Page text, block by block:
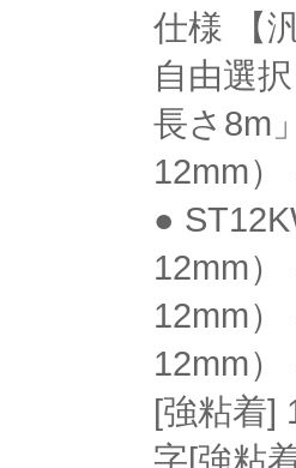
仕様 【
自由選
長さ8m
12mm
●
12mm
12mm
12mm
[強粘着]
字[強粘